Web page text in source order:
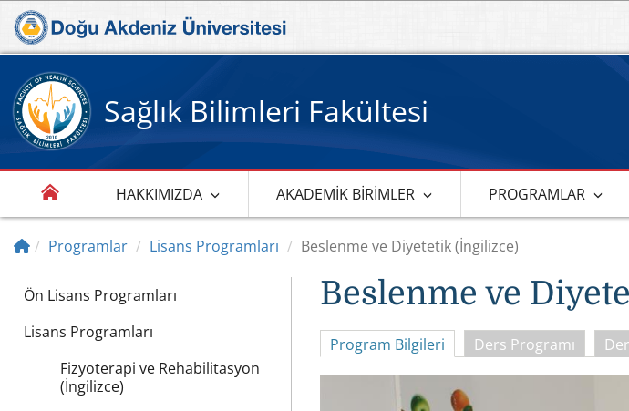
Sağlık Bilimleri Fakültesi
HAKKIMIZDA AKADEMIK BIRIMLER PROGRAMLAR
Programlar Lisans Programları Beslenme ve Diyetetik (İngilizce)
Ön Lisans Programları
Lisans Programları
Fizyoterapi ve Rehabilitasyon
(İngilizce)
Beslenme ve
Program Bilgileri Ders Programı